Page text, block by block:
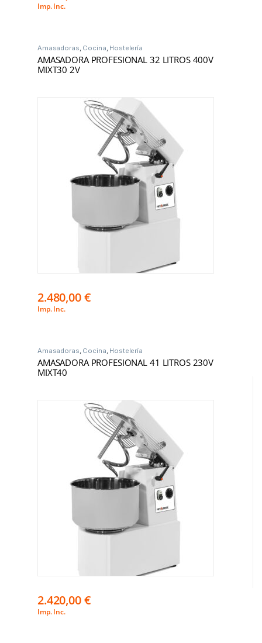
Imp. Inc.
Amasadoras, Cocina, Hostelería
AMASADORA PROFESIONAL 32 LITROS 400V
MIXT30 2V
2.480,00€
Imp. Inc.
Amasadoras, Cocina, Hostelería
AMASADORA PROFESIONAL 41 LITROS 230V
MIXT40
2.420,00€
Imp. Inc.